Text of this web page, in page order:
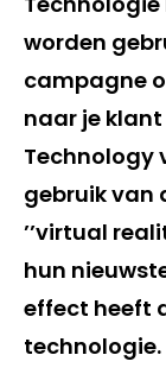
worden
campagne
naar je
Technology
gebruik van
’’virtual
hun
effect heeft
technologie.